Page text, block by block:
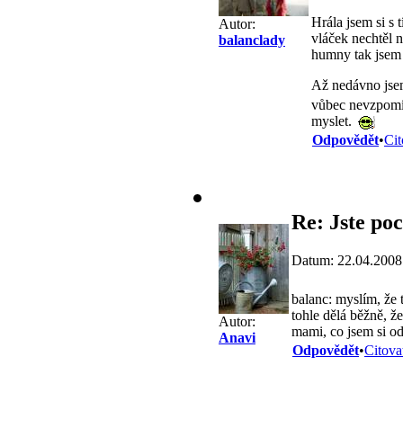
Autor:
balanclady
Hrála jsem si s
vláček nechtěl
humny tak
Až nedávno
vůbec
myslet.
Odpovědět•
Autor:
Anavi
Re: Jste
Datum:
balanc: myslím,
tohle dělá běžně,
mami, co jsem si
Odpovědět•